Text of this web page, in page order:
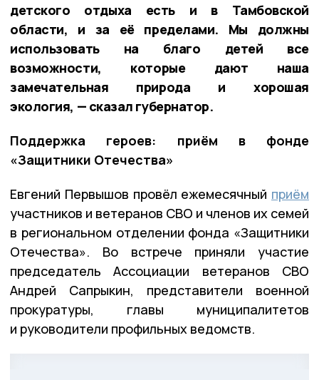
детского отдыха есть и в Тамбовской
области, и за её пределами. Мы должны
использовать на благо детей все
возможности, которые дают наша
замечательная природа и хорошая
экология, — сказал губернатор.
Поддержка героев: приём в фонде
«Защитники Отечества»
Евгений Первышов провёл ежемесячный приём
участников и ветеранов СВО и членов их семей
в региональном отделении фонда «Защитники
Отечества». Во встрече приняли участие
председатель Ассоциации ветеранов СВО
Андрей Сапрыкин, представители военной
прокуратуры, главы муниципалитетов
и руководители профильных ведомств.